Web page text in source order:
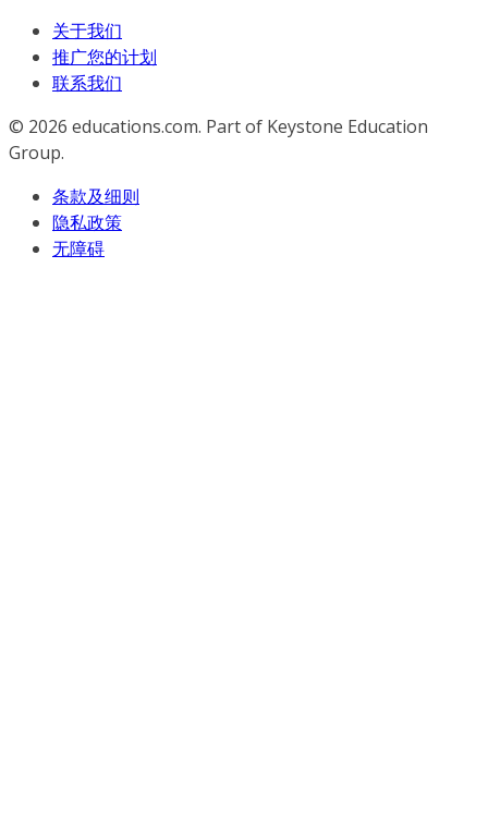
关于我们
推广您的计划
联系我们
© 2026 educations.com. Part of Keystone Education
Group.
条款及细则
隐私政策
无障碍